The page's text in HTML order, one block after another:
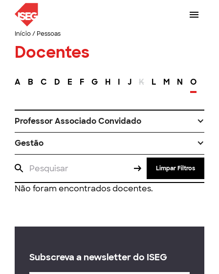
Início/ Pessoas
Docentes
A B C D E F G H I J K L M N O
Professor Associado Convidado
Gestão
Limpar Filtros
Não foram encontrados docentes.
Subscreva a newsletter do ISEG